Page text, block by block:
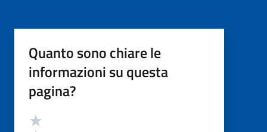
Quanto sono chiare le
informazioni su questa
pagina?
Valutazione